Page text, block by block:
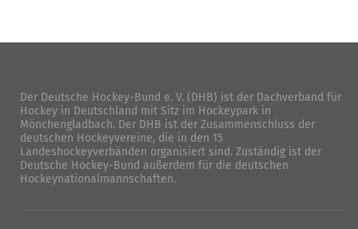
Der Deutsche Hockey-Bund e. V. (DHB) ist der Dachverband für
Hockey in Deutschland mit Sitz im Hockeypark in
Mönchengladbach. Der DHB ist der Zusammenschluss der
deutschen Hockeyvereine, die in den 15
Landeshockeyverbänden organisiert sind. Zuständig ist der
Deutsche Hockey-Bund außerdem für die deutschen
Hockeynationalmannschaften.